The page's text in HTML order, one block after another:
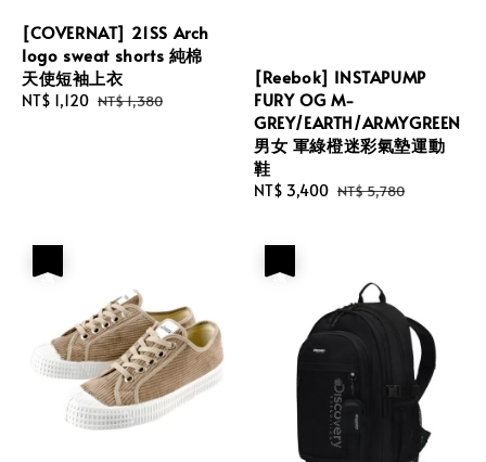
[COVERNAT] 21SS Arch
logo sweat shorts 純棉
天使短袖上衣
Sale
NT$ 1,120 Regular
NT$ 1,380
[Reebok] INSTAPUMP
FURY OG M-
GREY/EARTH/ARMYGREEN
男女 軍綠橙迷彩氣墊運動
鞋
Sale
NT$ 3,400 Regular
NT$ 5,780